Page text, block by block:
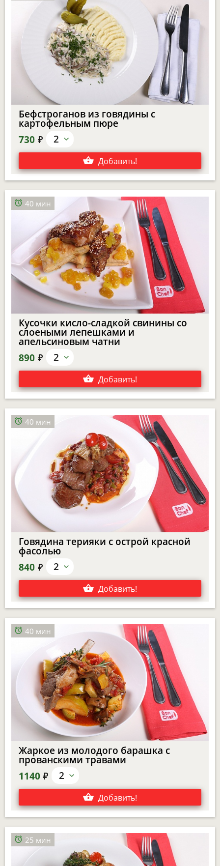
Бефстроганов из говядины с
картофельным пюре
730 е 2
Добавить!
40 мин
Кусочки кисло-сладкой свинины со
слоеными лепешками и
апельсиновым чатни
890 е 2
Добавить!
40 мин
Говядина терияки с острой красной
фасолью
840 е 2
Добавить!
40 мин
Жаркое из молодого барашка с
прованскими травами
1140 е 2
Добавить!
25 мин